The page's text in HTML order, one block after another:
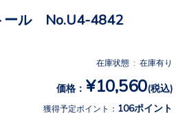
ール No.U4-4842
在庫状態 : 在庫有り
価格： ¥10,560(税込)
獲得予定ポイント： 106ポイント